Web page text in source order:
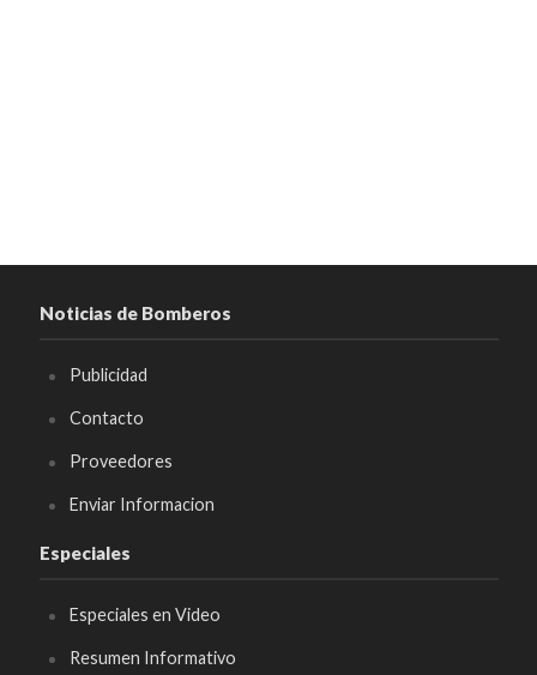
Noticias de Bomberos
Publicidad
Contacto
Proveedores
Enviar Informacion
Especiales
Especiales en Video
Resumen Informativo